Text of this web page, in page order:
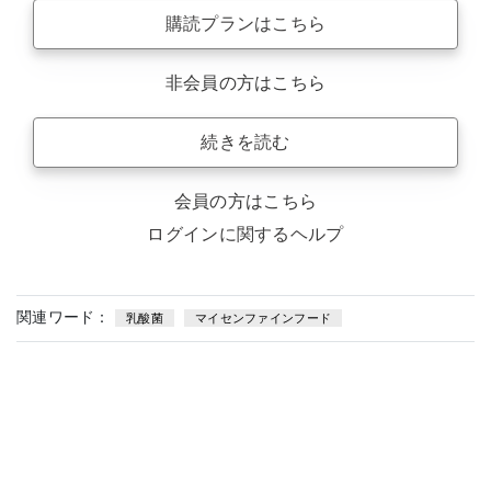
購読プランはこちら
非会員の方はこちら
続きを読む
会員の方はこちら
ログインに関するヘルプ
関連ワード： 乳酸菌 マイセンファインフード